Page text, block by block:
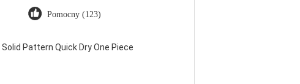
Pomocny (123)
Pattern Quick Dry One Piece